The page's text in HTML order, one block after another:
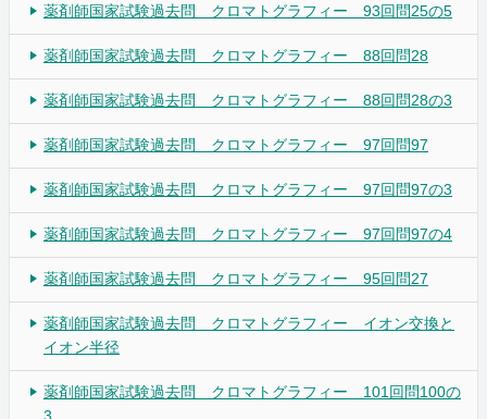
薬剤師国家試験過去問 クロマトグラフィー 93回問25の5
薬剤師国家試験過去問 クロマトグラフィー 88回問28
薬剤師国家試験過去問 クロマトグラフィー 88回問28の3
薬剤師国家試験過去問 クロマトグラフィー 97回問97
薬剤師国家試験過去問 クロマトグラフィー 97回問97の3
薬剤師国家試験過去問 クロマトグラフィー 97回問97の4
薬剤師国家試験過去問 クロマトグラフィー 95回問27
薬剤師国家試験過去問 クロマトグラフィー イオン交換と
イオン半径
薬剤師国家試験過去問 クロマトグラフィー 101回問100の
3